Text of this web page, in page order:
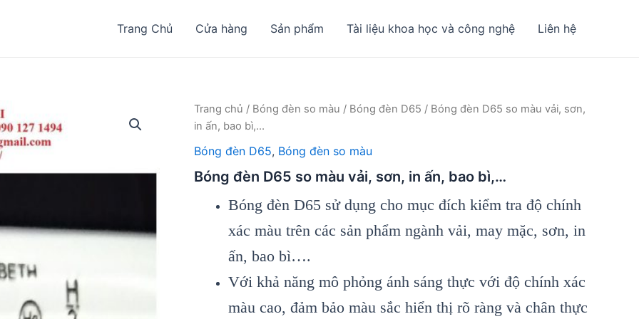
Trang Chủ Cửa hàng Sản phẩm Tài liệu khoa học và công nghệ Liên hệ
Trang chủ / Bóng đèn so màu / Bóng đèn D65 / Bóng đèn D65 so màu vải, sơn,
in ấn, bao bì,…
Bóng đèn D65, Bóng đèn so màu
Bóng đèn D65 so màu vải, sơn, in ấn, bao bì,…
Bóng đèn D65 sử dụng cho mục đích kiểm tra độ chính
xác màu trên các sản phẩm ngành vải, may mặc, sơn, in
ấn, bao bì….
Với khả năng mô phỏng ánh sáng thực với độ chính xác
màu cao, đảm bảo màu sắc hiển thị rõ ràng và chân thực